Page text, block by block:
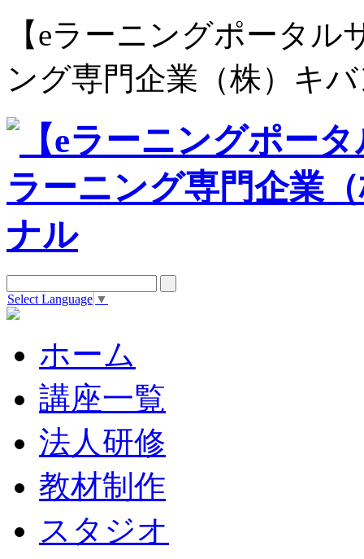
【eラーニングポータル
ング専門企業（株）キ
Select Language ▼
ホーム
講座一覧
法人研修
教材制作
スタジオ